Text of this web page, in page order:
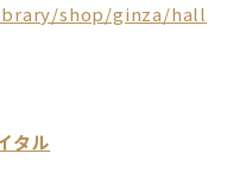
shop/ginza/hall
タル